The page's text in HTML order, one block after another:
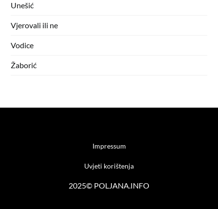
Unešić
Vjerovali ili ne
Vodice
Žaborić
Impressum
Uvjeti korištenja
2025© POLJANA.INFO